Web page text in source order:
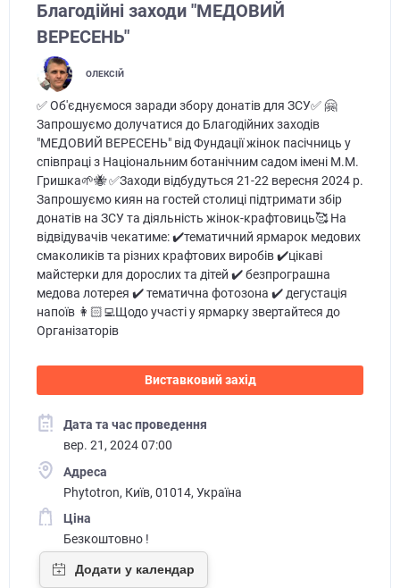
Благодійні заходи "МЕДОВИЙ
ВЕРЕСЕНЬ"
ОЛЕКСІЙ
✅ Об'єднуємося заради збору донатів для ЗСУ✅ 🤗
Запрошуємо долучатися до Благодійних заходів
"МЕДОВИЙ ВЕРЕСЕНЬ" від Фундації жінок пасічниць у
співпраці з Національним ботанічним садом імені М.М.
Гришка🌱🐝 ✅Заходи відбудуться 21-22 вересня 2024 р.
Запрошуємо киян на гостей столиці підтримати збір
донатів на ЗСУ та діяльність жінок-крафтовиць🥰 На
відвідувачів чекатиме: ✔️тематичний ярмарок медових
смаколиків та різних крафтових виробів ✔️цікаві
майстерки для дорослих та дітей ✔️ безпрограшна
медова лотерея ✔️ тематична фотозона ✔️ дегустація
напоїв 👩🏻‍💻Щодо участі у ярмарку звертайтеся до
Організаторів
Виставковий захід
Дата та час проведення
вер. 21, 2024 07:00
Адреса
Phytotron, Київ, 01014, Україна
Ціна
Безкоштовно !